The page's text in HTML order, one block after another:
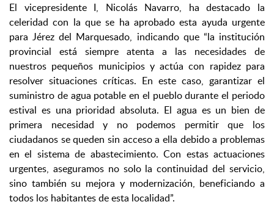
El vicepresidente I, Nicolás Navarro, ha destacado la
celeridad con la que se ha aprobado esta ayuda urgente
para Jérez del Marquesado, indicando que “la institución
provincial está siempre atenta a las necesidades de
nuestros pequeños municipios y actúa con rapidez para
resolver situaciones críticas. En este caso, garantizar el
suministro de agua potable en el pueblo durante el periodo
estival es una prioridad absoluta. El agua es un bien de
primera necesidad y no podemos permitir que los
ciudadanos se queden sin acceso a ella debido a problemas
en el sistema de abastecimiento. Con estas actuaciones
urgentes, aseguramos no solo la continuidad del servicio,
sino también su mejora y modernización, beneficiando a
todos los habitantes de esta localidad”.